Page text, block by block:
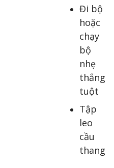
Đi bộ
hoặc
chạy
bộ
nhẹ
thẳng
tuột
Tập
leo
cầu
thang